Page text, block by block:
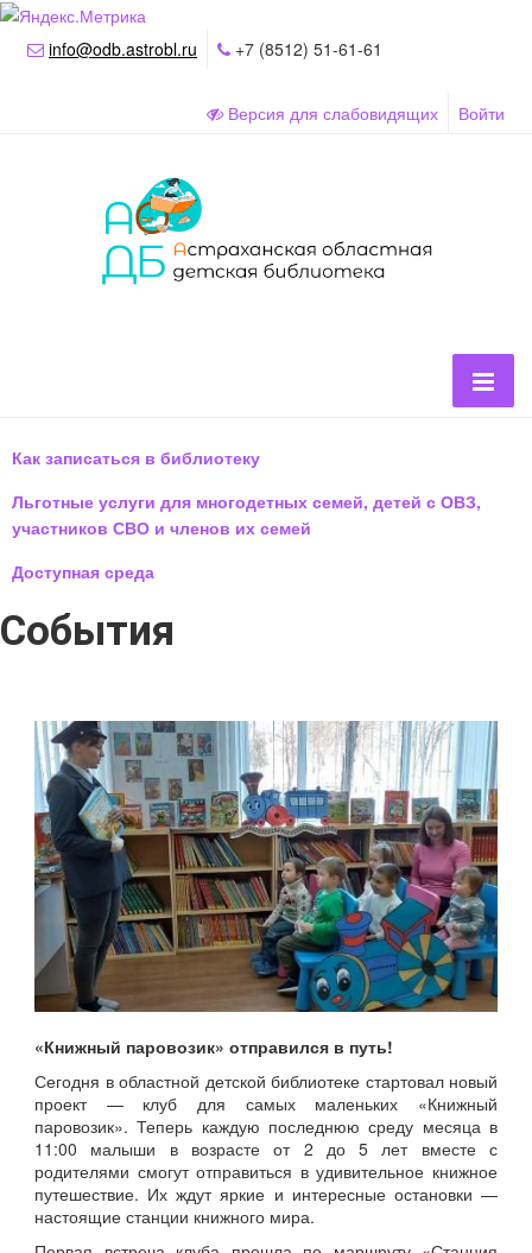
info@odb.astrobl.ru +7 (8512) 51-61-61
Версия для слабовидящих Войти
Как записаться в библиотеку
Льготные услуги для многодетных семей, детей с ОВЗ,
участников СВО и членов их семей
Доступная среда
События
«Книжный паровозик» отправился в путь!
Сегодня в областной детской библиотеке стартовал новый
проект — клуб для самых маленьких «Книжный
паровозик». Теперь каждую последнюю среду месяца в
11:00 малыши в возрасте от 2 до 5 лет вместе с
родителями смогут отправиться в удивительное книжное
путешествие. Их ждут яркие и интересные остановки —
настоящие станции книжного мира.